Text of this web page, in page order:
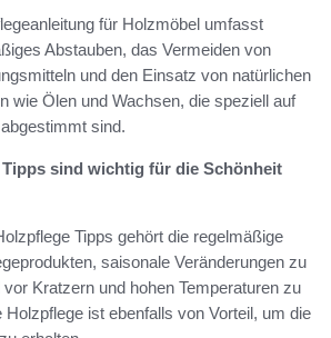
für Holzmöbel umfasst
Abstauben, das Vermeiden von
und den Einsatz von natürlichen
wie Ölen und Wachsen, die speziell auf
sind.
sind wichtig für die Schönheit
Tipps gehört die regelmäßige
saisonale Veränderungen zu
Kratzern und hohen Temperaturen zu
ist ebenfalls von Vorteil, um die